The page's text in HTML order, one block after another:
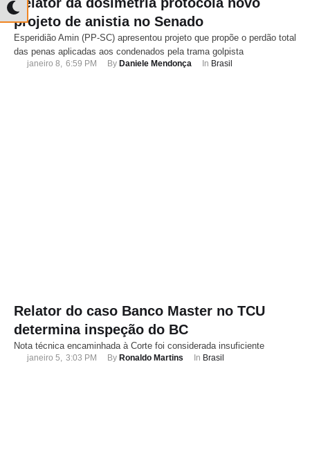
projeto de anistia no Senado
Esperidião Amin (PP-SC) apresentou projeto que propõe o perdão total
das penas aplicadas aos condenados pela trama golpista
janeiro 8, 6:59 PM By Daniele Mendonça In Brasil
Relator do caso Banco Master no TCU
determina inspeção do BC
Nota técnica encaminhada à Corte foi considerada insuficiente
janeiro 5, 3:03 PM By Ronaldo Martins In Brasil